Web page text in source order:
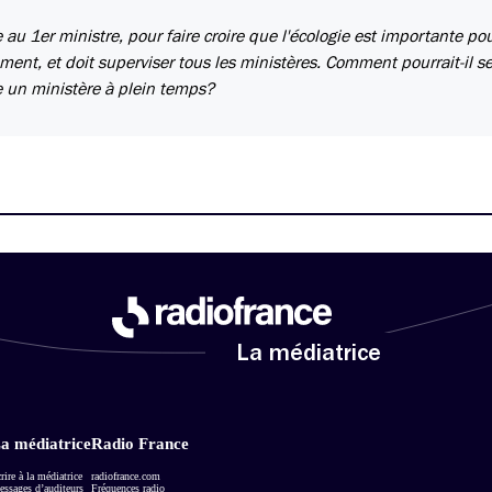
au 1er ministre, pour faire croire que l'écologie est importante
et doit superviser tous les ministères. Comment pourrait-il se
un ministère à plein temps?
La médiatrice
médiatrice
à la médiatrice
d’auditeurs
Radio France
radiofrance.com
Fréquences radio